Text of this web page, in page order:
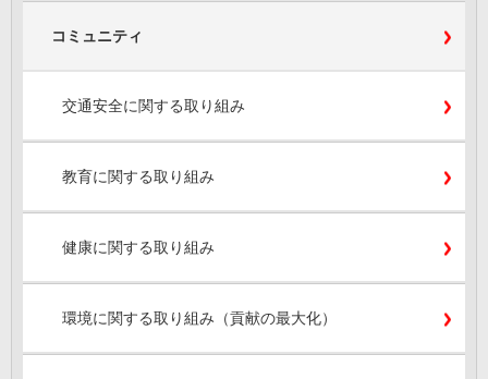
コミュニティ
交通安全に関する取り組み
教育に関する取り組み
健康に関する取り組み
環境に関する取り組み（貢献の最大化）